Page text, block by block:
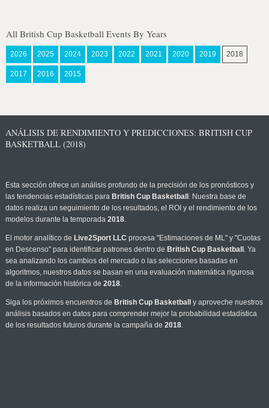
All British Cup Basketball Events By Years
2026 2025 2024 2023 2022 2021 2020 2019 2018
2017 2016 2015
ANÁLISIS DE RENDIMIENTO Y PREDICCIONES: BRITISH CUP
BASKETBALL (2018)
Esta sección ofrece un análisis profundo de la precisión de los pronósticos y
las tendencias estadísticas para British Cup Basketball . Nuestra base de
datos realiza un seguimiento de los resultados, el ROI y el rendimiento de los
modelos durante la temporada 2018.
El motor analítico de Live2Sport LLC procesa "Estimaciones de ML" y "Cuotas
en Descenso" para identificar patrones dentro de British Cup Basketball . Ya
sea analizando los cambios del mercado o las selecciones basadas en
algoritmos, nuestros datos se basan en una evaluación matemática rigurosa
de la información histórica de 2018.
Siga los próximos encuentros de British Cup Basketball
y aproveche nuestros
análisis basados en datos para comprender mejor la probabilidad estadística
de los resultados futuros durante la campaña de 2018.